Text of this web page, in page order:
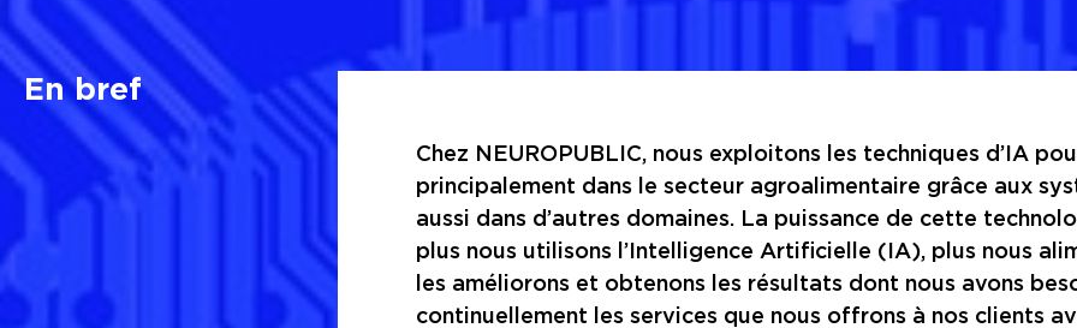
En bref
Chez NEUROPUBLIC, nous exploitons les techniques d’IA
principalement dans le secteur agroalimentaire grâce aux
aussi dans d’autres domaines. La puissance de cette
plus nous utilisons l’Intelligence Artificielle (IA), plus nous
les améliorons et obtenons les résultats dont nous avons
continuellement les services que nous offrons à nos clients